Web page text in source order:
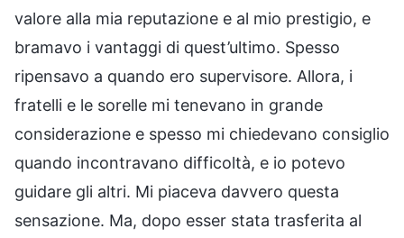
valore alla mia reputazione e al mio prestigio, e
bramavo i vantaggi di quest’ultimo. Spesso
ripensavo a quando ero supervisore. Allora, i
fratelli e le sorelle mi tenevano in grande
considerazione e spesso mi chiedevano consiglio
quando incontravano difficoltà, e io potevo
guidare gli altri. Mi piaceva davvero questa
sensazione. Ma, dopo esser stata trasferita al